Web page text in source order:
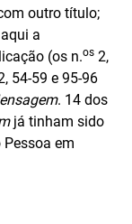
outro título;
a
(os n.os 2,
54-59 e 95-96
. 14 dos
já tinham sido
em